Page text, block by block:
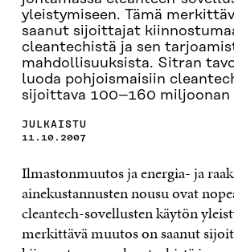
yleistymiseen. Tämä
saanut sijoittajat
cleantechistä ja sen
mahdollisuuksista. Sitran
luoda pohjoismaisiin
sijoittava 100–160 miljoonan
JULKAISTU
11.10.2007
Ilmastonmuutos ja energia- ja
ainekustannusten nousu ovat
cleantech-sovellusten käytön
merkittävä muutos on saanut